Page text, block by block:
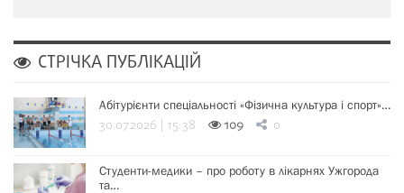
СТРІЧКА ПУБЛІКАЦІЙ
Абітурієнти спеціальності «Фізична культура і спорт»…
30.07.2026 | 15:38 109 0
Студенти-медики – про роботу в лікарнях Ужгорода
та…